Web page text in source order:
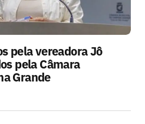
pela vereadora Jô
pela Câmara
Grande